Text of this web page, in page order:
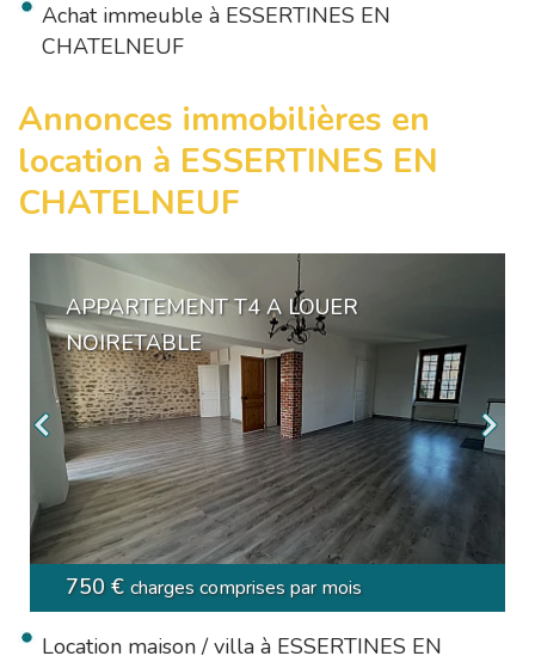
Achat immeuble à ESSERTINES EN
CHATELNEUF
Annonces immobilières en
location à ESSERTINES EN
CHATELNEUF
APPARTEMENT T4 A LOUER
NOIRETABLE
750 € charges comprises par mois
Location maison / villa à ESSERTINES EN